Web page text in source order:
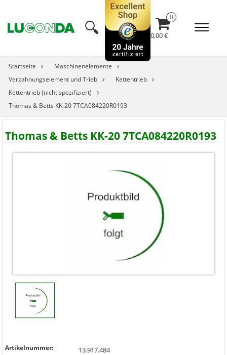
🔍︎ 0,00 €
Startseite
Maschinenelemente
Verzahnungselement und Trieb
Kettentrieb
Kettentrieb (nicht spezifiziert)
Thomas & Betts KK-20 7TCA084220R0193
Thomas & Betts KK-20 7TCA084220R0193
Artikelnummer: 13.917.484